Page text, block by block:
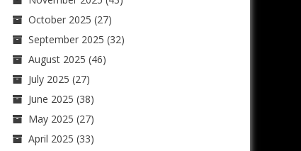
October 2025 (27)
September 2025 (32)
August 2025 (46)
July 2025 (27)
June 2025 (38)
May 2025 (27)
April 2025 (33)